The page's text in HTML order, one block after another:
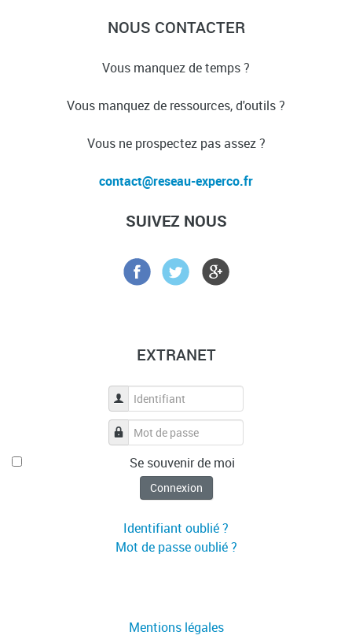
NOUS CONTACTER
Vous manquez de temps ?
Vous manquez de ressources, d'outils ?
Vous ne prospectez pas assez ?
SUIVEZ NOUS
EXTRANET
Identifiant
Mot de passe
Se souvenir de moi
Connexion
Identifiant oublié ?
Mot de passe oublié ?
Mentions légales